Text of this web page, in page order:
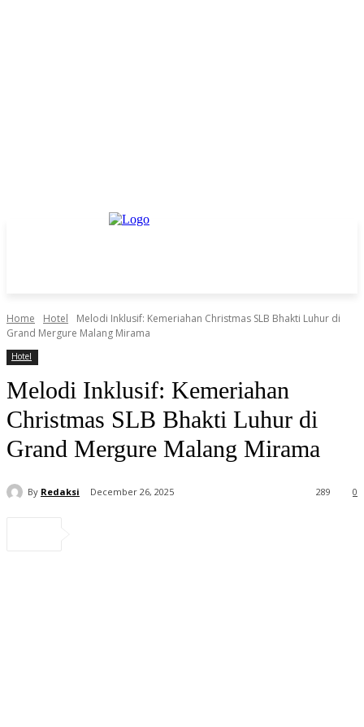
Home Hotel
Melodi Inklusif: Kemeriahan Christmas SLB Bhakti Luhur di
Grand Mergure Malang Mirama
Hotel
Melodi Inklusif: Kemeriahan
Christmas SLB Bhakti Luhur di
Grand Mergure Malang Mirama
By Redaksi December 26, 2025 0
289